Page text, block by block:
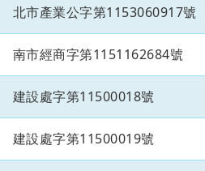
北市產業公字第1153060917號
南市經商字第1151162684號
建設處字第11500018號
建設處字第11500019號